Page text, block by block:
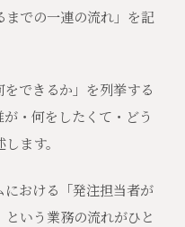
での一連の流れ」を記
をできるか」を列挙する
・何をしたくて・どう
ます。
おける「発注担当者が
いう業務の流れがひと